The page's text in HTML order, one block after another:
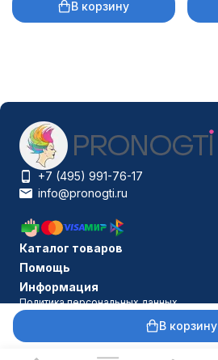
В корзину
В корзину
+7 (495) 991-76-17
info@pronogti.ru
Каталог товаров
Помощь
Информация
Политика персональных данных
© 2006-2026 Pronogti.ru